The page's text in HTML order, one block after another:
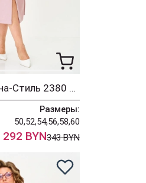
Костюм Светлана-Стиль 2380 розовый
Размеры:
50,52,54,56,58,60
292 BYN343 BYN